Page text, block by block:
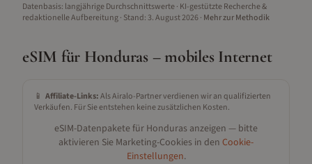
Datenbasis: langjährige Durchschnittswerte · KI-gestützte Recherche &
redaktionelle Aufbereitung· Stand: 3. August 2026· Mehr zur Methodik
eSIM für Honduras – mobiles Internet
📱 Affiliate-Links:Als Airalo-Partner verdienen wir an qualifizierten
Verkäufen. Für Sie entstehen keine zusätzlichen Kosten.
eSIM-Datenpakete für Honduras anzeigen — bitte
aktivieren Sie Marketing-Cookies in den Cookie-
Einstellungen.